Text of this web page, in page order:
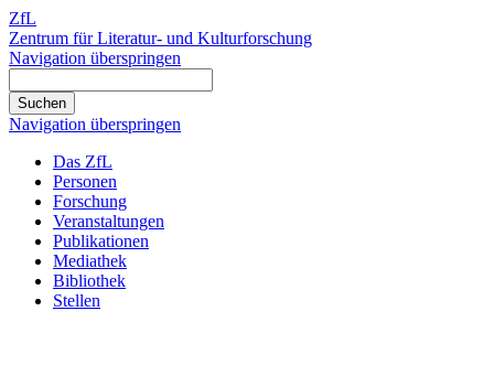
ZfL
Zentrum für Literatur- und Kulturforschung
Navigation überspringen
Navigation überspringen
Das ZfL
Personen
Forschung
Veranstaltungen
Publikationen
Mediathek
Bibliothek
Stellen